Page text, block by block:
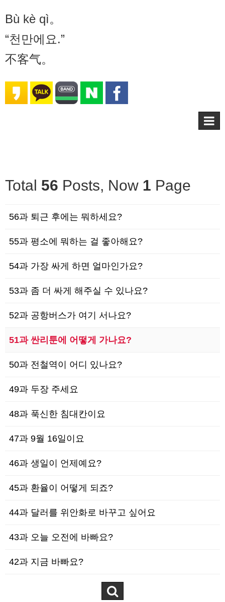
Bù kè qì。
“천만에요.”
不客气。
Total 56 Posts, Now 1 Page
56과 퇴근 후에는 뭐하세요?
55과 평소에 뭐하는 걸 좋아해요?
54과 가장 싸게 하면 얼마인가요?
53과 좀 더 싸게 해주실 수 있나요?
52과 공항버스가 여기 서나요?
51과 싼리툰에 어떻게 가나요?
50과 전철역이 어디 있나요?
49과 두장 주세요
48과 푹신한 침대칸이요
47과 9월 16일이요
46과 생일이 언제예요?
45과 환율이 어떻게 되죠?
44과 달러를 위안화로 바꾸고 싶어요
43과 오늘 오전에 바빠요?
42과 지금 바빠요?